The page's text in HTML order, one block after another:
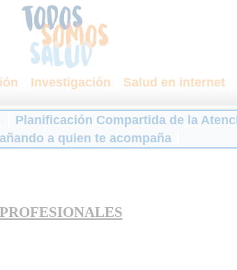
Investigación Salud en internet
Planificación Compartida de la
a quien te acompaña